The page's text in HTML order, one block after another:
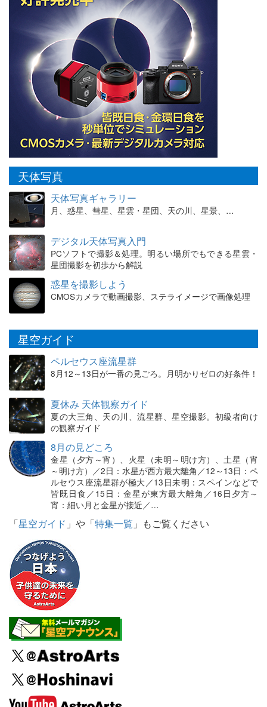
天体写真
天体写真ギャラリー
月、惑星、彗星、星雲・星団、天の川、星景、…
デジタル天体写真入門
PCソフトで撮影＆処理。明るい場所でもできる星雲・
星団撮影を初歩から解説
惑星を撮影しよう
CMOSカメラで動画撮影、ステライメージで画像処理
星空ガイド
ペルセウス座流星群
8月12～13日が一番の見ごろ。月明かりゼロの好条件！
夏休み 天体観察ガイド
夏の大三角、天の川、流星群、星空撮影。初級者向け
の観察ガイド
8月の見どころ
金星（夕方～宵）、火星（未明～明け方）、土星（宵
～明け方）／2日：水星が西方最大離角／12～13日：ペ
ルセウス座流星群が極大／13日未明：スペインなどで
皆既日食／15日：金星が東方最大離角／16日夕方～
宵：細い月と金星が接近／…
「星空ガイド 」や「特集一覧 」もご覧ください